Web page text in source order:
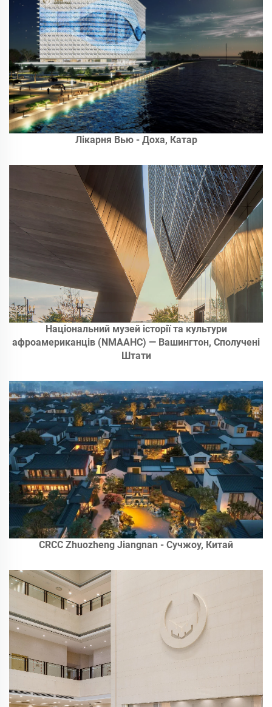
Лікарня Вью - Доха, Катар
Національний музей історії та культури
афроамериканців (NMAAHC) — Вашингтон, Сполучені
Штати
CRCC Zhuozheng Jiangnan - Сучжоу, Китай